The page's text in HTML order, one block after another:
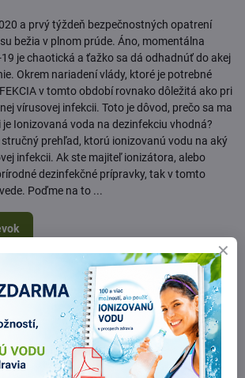
a prvý týždeň bezpečnostných opatrení
bežia v plnom prúde. Áno, momentálna
je chaotická a ťažko sa dá odhadnúť do akej
Okrem nariadení vlády, ktoré je potrebné
v tomto období rovnako dôležitá ako pri
vírusovej infekcii. Toto je dôvod, prečo sa ma
Ionizovaná voda na dezinfekciu vhodná?
prehľad, ktorú ionizovanú vodu na aký
infekcii. Ak ste majiteľ ionizátora, alebo
dezinfekčné prípravky, tak v tomto
Poďme na to ...